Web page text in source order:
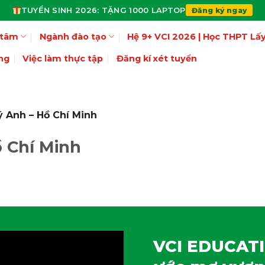
TUYỂN SINH 2026: TẶNG 1000 LAPTOP Đăng ký ngay
Ngành đào tạo Hệ 9+ VCI 2026 | Học THPT
Việc làm thực tập Đăng kí xét tuyển
Anh – Hồ Chí Minh
Chí Minh
VCI